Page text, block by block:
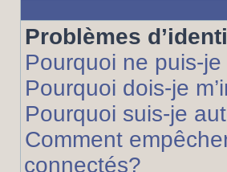
Problèmes
Pourquoi ne puis-
Pourquoi dois-je
Pourquoi suis-je
Comment
connectés?